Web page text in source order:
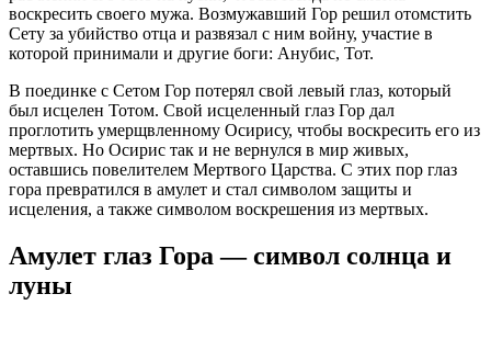
воскресить своего мужа. Возмужавший Гор решил отомстить
Сету за убийство отца и развязал с ним войну, участие в
которой принимали и другие боги: Анубис, Тот.
В поединке с Сетом Гор потерял свой левый глаз, который
был исцелен Тотом. Свой исцеленный глаз Гор дал
проглотить умерщвленному Осирису, чтобы воскресить его из
мертвых. Но Осирис так и не вернулся в мир живых,
оставшись повелителем Мертвого Царства. С этих пор глаз
гора превратился в амулет и стал символом защиты и
исцеления, а также символом воскрешения из мертвых.
Амулет глаз Гора — символ солнца и
луны